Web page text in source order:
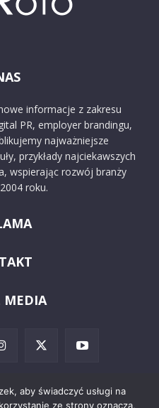
informacje z zakresu
PR, employer brandingu,
najważniejsze
przykłady najciekawszych
wspierając rozwój branży
roku.
MEDIA
aby świadczyć usługi na
ze strony oznacza,